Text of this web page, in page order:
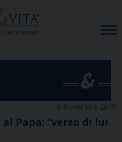
6 Novembre 2015
Papa: “verso di lui